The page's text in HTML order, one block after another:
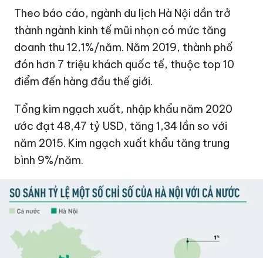
Theo báo cáo, ngành du lịch Hà Nội dần trở
thành ngành kinh tế mũi nhọn có mức tăng
doanh thu 12,1%/năm. Năm 2019, thành phố
đón hơn 7 triệu khách quốc tế, thuộc top 10
điểm đến hàng đầu thế giới.
Tổng kim ngạch xuất, nhập khẩu năm 2020
ước đạt48,47 tỷ USD, tăng 1,34 lần so với
năm 2015. Kim ngạch xuất khẩu tăng trung
bình 9%/năm.